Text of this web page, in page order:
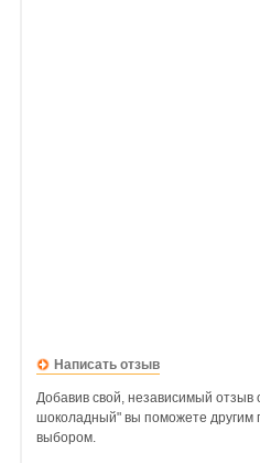
Написать отзыв
Добавив свой, независимый
шоколадный" вы поможете другим
выбором.